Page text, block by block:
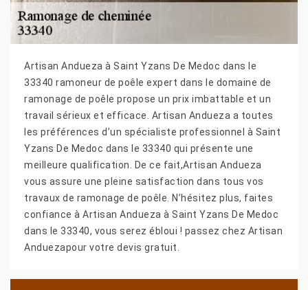
Artisan Andueza à Saint Yzans De Medoc dans le
33340 ramoneur de poêle expert dans le domaine de
ramonage de poêle propose un prix imbattable et un
travail sérieux et efficace. Artisan Andueza a toutes
les préférences d’un spécialiste professionnel à Saint
Yzans De Medoc dans le 33340 qui présente une
meilleure qualification. De ce fait,Artisan Andueza
vous assure une pleine satisfaction dans tous vos
travaux de ramonage de poêle. N’hésitez plus, faites
confiance à Artisan Andueza à Saint Yzans De Medoc
dans le 33340, vous serez ébloui ! passez chez Artisan
Anduezapour votre devis gratuit.